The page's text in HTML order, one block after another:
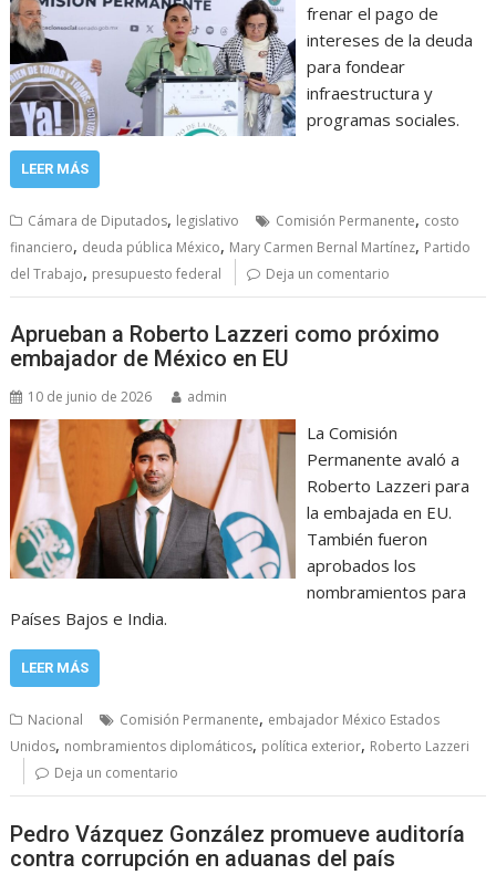
frenar el pago de
intereses de la deuda
para fondear
infraestructura y
programas sociales.
LEER MÁS
Cámara de Diputados, legislativo Comisión Permanente, costo
financiero, deuda pública México, Mary Carmen Bernal Martínez, Partido
del Trabajo, presupuesto federal Deja un comentario
Aprueban a Roberto Lazzeri como próximo
embajador de México en EU
10 de junio de 2026 admin
La Comisión
Permanente avaló a
Roberto Lazzeri para
la embajada en EU.
También fueron
aprobados los
nombramientos para
Países Bajos e India.
LEER MÁS
Nacional Comisión Permanente, embajador México Estados
Unidos, nombramientos diplomáticos, política exterior, Roberto Lazzeri
Deja un comentario
Pedro Vázquez González promueve auditoría
contra corrupción en aduanas del país